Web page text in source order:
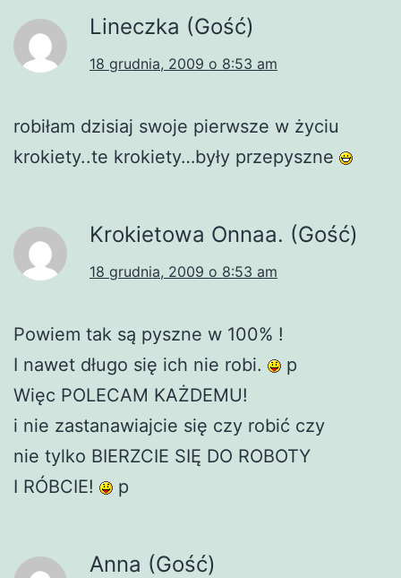
Lineczka (Gość)
18 grudnia, 2009 o 8:53 am
robiłam dzisiaj swoje pierwsze w życiu
krokiety..te krokiety…były przepyszne
Krokietowa Onnaa. (Gość)
18 grudnia, 2009 o 8:53 am
Powiem tak są pyszne w 100% !
I nawet długo się ich nie robi.
p
Więc POLECAM KAŻDEMU!
i nie zastanawiajcie się czy robić czy
nie tylko BIERZCIE SIĘ DO ROBOTY
I RÓBCIE!
p
Anna (Gość)